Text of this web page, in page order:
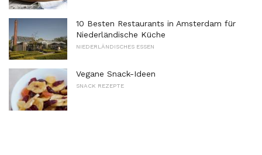
10 Besten Restaurants in Amsterdam für
Niederländische Küche
NIEDERLÄNDISCHES ESSEN
Vegane Snack-Ideen
SNACK REZEPTE